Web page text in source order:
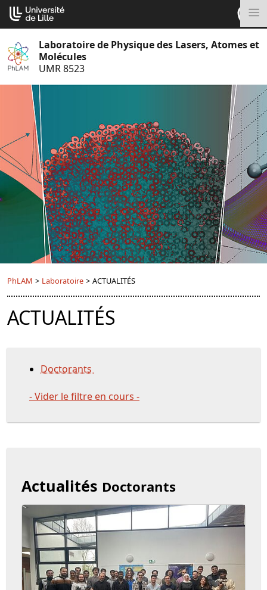
Aller
au
contenu
Laboratoire de Physique des Lasers, Atomes et
Molécules
UMR 8523
PhLAM > Laboratoire > ACTUALITÉS
ACTUALITÉS
Doctorants
- Vider le filtre en cours -
Actualités Doctorants
Actualités / News
Cookies management panel